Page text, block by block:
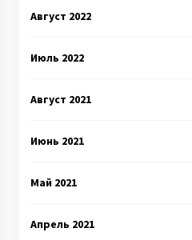
Август 2022
Июль 2022
Август 2021
Июнь 2021
Май 2021
Апрель 2021